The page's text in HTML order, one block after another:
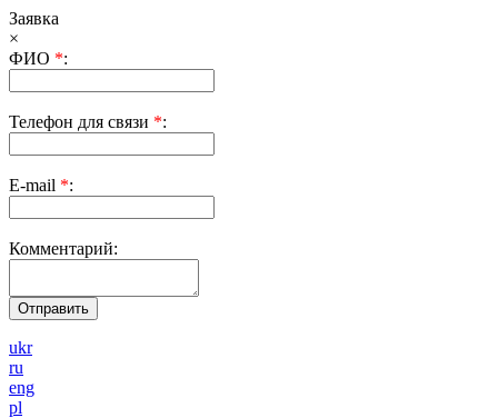
Заявка
×
ФИО *:
Телефон для связи *:
E-mail *:
Комментарий:
ukr
ru
eng
pl